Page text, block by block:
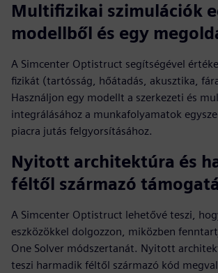
Multifizikai szimulációk
modellből és egy
A Simcenter Optistruct segítségével
fizikát (tartósság, hőátadás, akusztika,
Használjon egy modellt a szerkezeti és
integrálásához a munkafolyamatok
piacra jutás felgyorsításához.
Nyitott architektúra és
féltől származó
A Simcenter Optistruct lehetővé teszi,
eszközökkel dolgozzon, miközben
One Solver módszertanát. Nyitott
teszi harmadik féltől származó kód